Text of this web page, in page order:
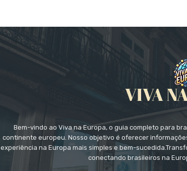
Bem-vindo ao Viva na Europa, o guia completo para
continente europeu. Nosso objetivo é oferecer
experiência na Europa mais simples e bem-
conectando brasileiros na